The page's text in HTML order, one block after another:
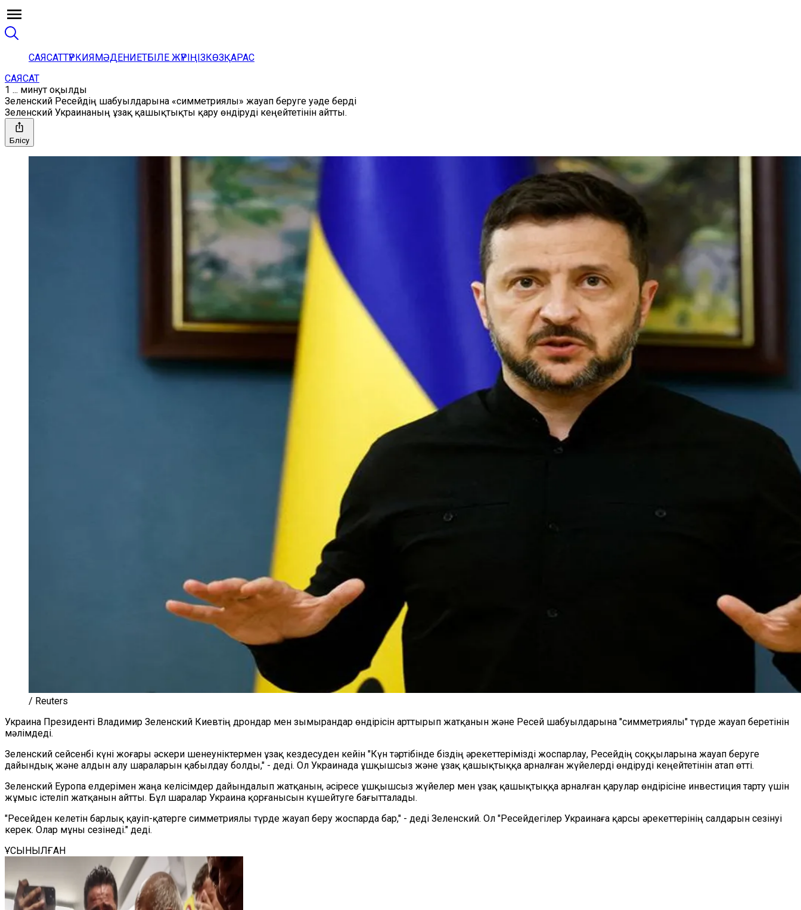
САЯСАТТҮРКИЯМӘДЕНИЕТБІЛЕ ЖҮРІҢІЗКӨЗҚАРАС
САЯСАТ
1 ... минут оқылды
Зеленский Ресейдің шабуылдарына «симметриялы» жауап беруге уәде берді
Зеленский Украинаның ұзақ қашықтықты қару өндіруді кеңейтетінін айтты.
Бөлісу
/ Reuters
Украина Президенті Владимир Зеленский Киевтің дрондар мен зымырандар өндірісін арттырып жатқанын және Ресей шабуылдарына "симметриялы" түрде жауап беретінін
мәлімдеді.
Зеленский сейсенбі күні жоғары әскери шенеуніктермен ұзақ кездесуден кейін "Күн тәртібінде біздің әрекеттерімізді жоспарлау, Ресейдің соққыларына жауап беруге
дайындық және алдын алу шараларын қабылдау болды," - деді. Ол Украинада ұшқышсыз және ұзақ қашықтыққа арналған жүйелерді өндіруді кеңейтетінін атап өтті.
Зеленский Еуропа елдерімен жаңа келісімдер дайындалып жатқанын, әсіресе ұшқышсыз жүйелер мен ұзақ қашықтыққа арналған қарулар өндірісіне инвестиция тарту үшін
жұмыс істеліп жатқанын айтты. Бұл шаралар Украина қорғанысын күшейтуге бағытталады.
"Ресейден келетін барлық қауіп-қатерге симметриялы түрде жауап беру жоспарда бар," - деді Зеленский. Ол "Ресейдегілер Украинаға қарсы әрекеттерінің салдарын сезінуі
керек. Олар мұны сезінеді." деді.
ҰСЫНЫЛҒАН